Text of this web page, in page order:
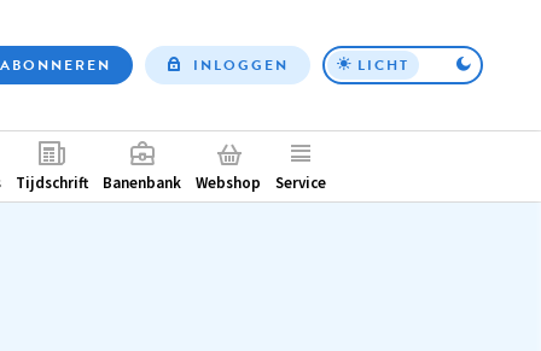
Top
ABONNEREN INLOGGEN LICHT
Tijdschrift Banenbank Webshop Service